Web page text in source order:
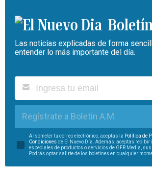
Las noticias explicadas de forma
entender lo más importante del día.
Regístrate a Boletín A.M.
Al someter tu correo electrónico, aceptas la Política de
Condiciones de El Nuevo Día. Además, aceptas recibir
especiales de productos o servicios de GFR Media,
Podrás optar salirte de los boletines en cualquier